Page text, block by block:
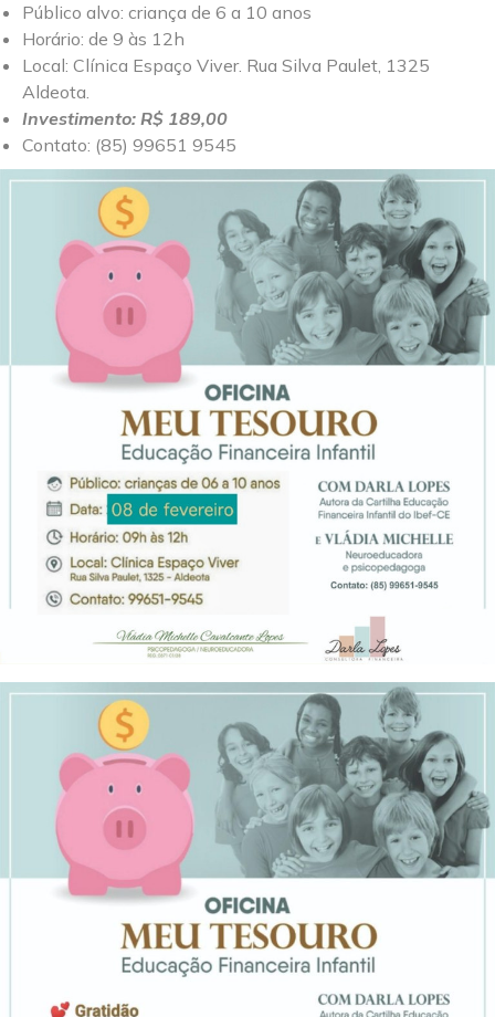
Público alvo: criança de 6 a 10 anos
Horário: de 9 às 12h
Local: Clínica Espaço Viver. Rua Silva Paulet, 1325
Aldeota.
Investimento: R$ 189,00
Contato: (85) 99651 9545